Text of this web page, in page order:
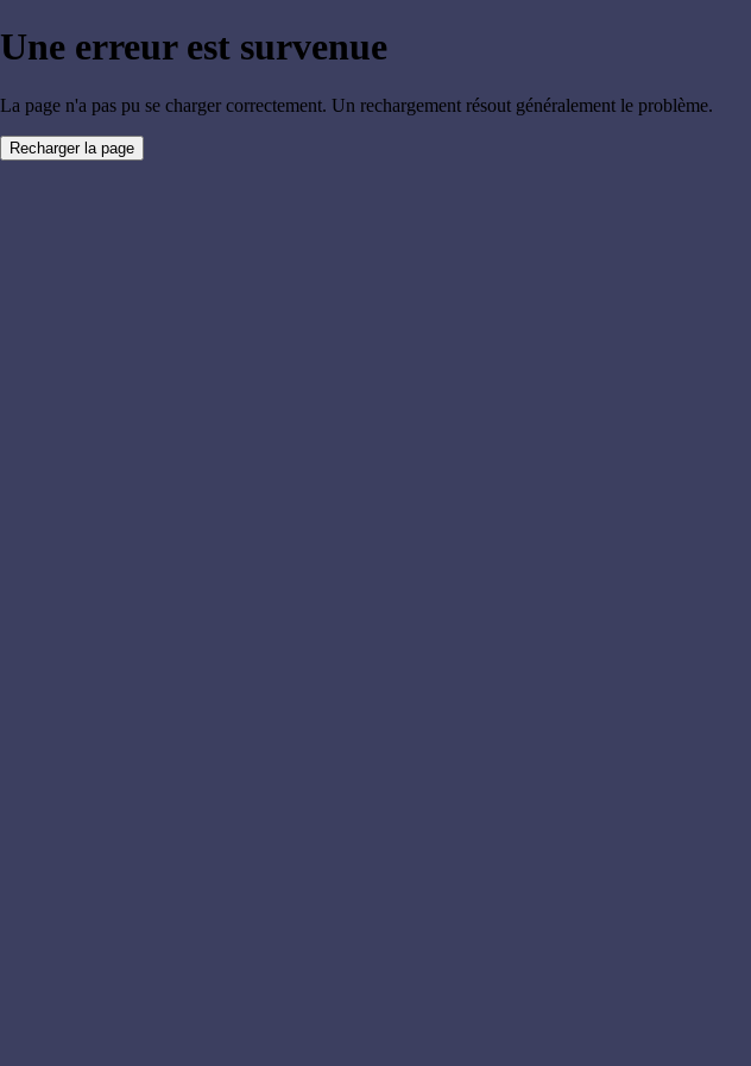
Une erreur est survenue
La page n'a pas pu se charger correctement. Un rechargement résout généralement le problème.
Recharger la page